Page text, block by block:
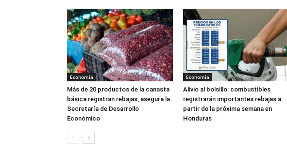
Economía
Más de 20 productos de la canasta
básica registran rebajas, asegura la
Secretaría de Desarrollo
Económico
Economía
Alivio al bolsillo: combustibles
registrarán importantes rebajas a
partir de la próxima semana en
Honduras